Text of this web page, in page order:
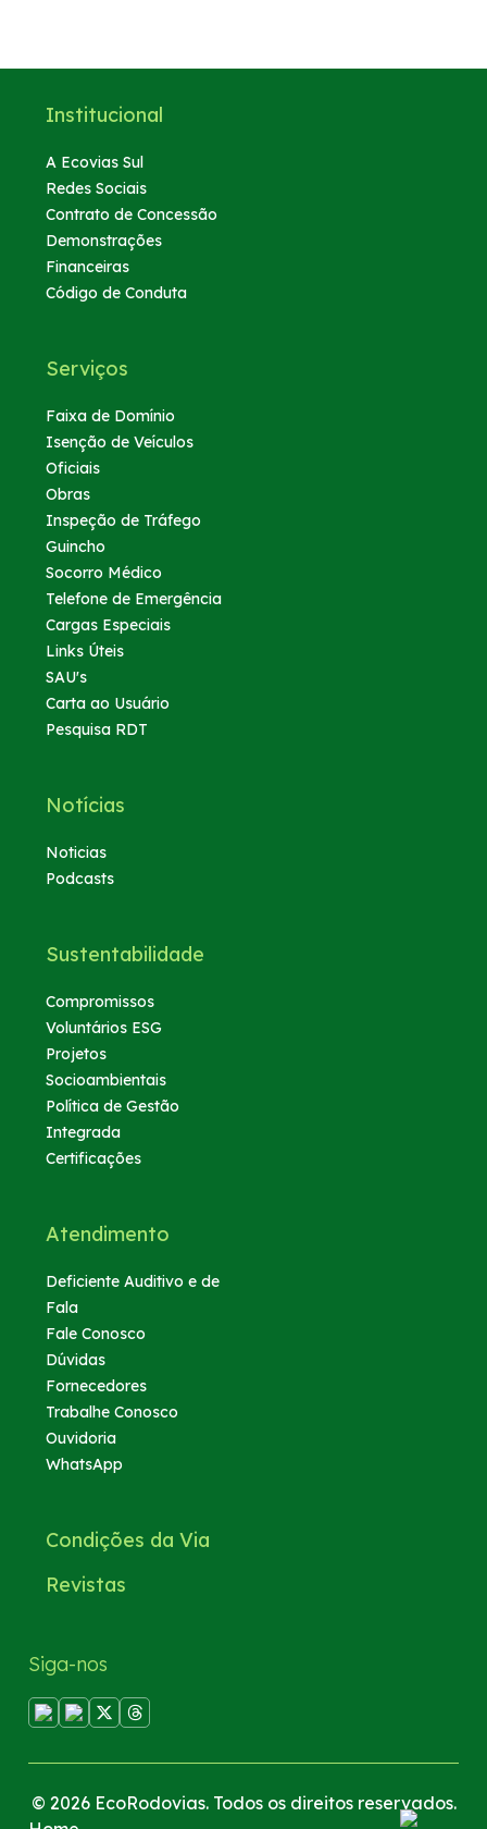
Institucional
A Ecovias Sul
Redes Sociais
Contrato de Concessão
Demonstrações
Financeiras
Código de Conduta
Serviços
Faixa de Domínio
Isenção de Veículos
Oficiais
Obras
Inspeção de Tráfego
Guincho
Socorro Médico
Telefone de Emergência
Cargas Especiais
Links Úteis
SAU's
Carta ao Usuário
Pesquisa RDT
Notícias
Noticias
Podcasts
Sustentabilidade
Compromissos
Voluntários ESG
Projetos
Socioambientais
Política de Gestão
Integrada
Certificações
Atendimento
Deficiente Auditivo e de
Fala
Fale Conosco
Dúvidas
Fornecedores
Trabalhe Conosco
Ouvidoria
WhatsApp
Condições da Via
Revistas
Siga-nos
© 2026 EcoRodovias. Todos os direitos reservados.